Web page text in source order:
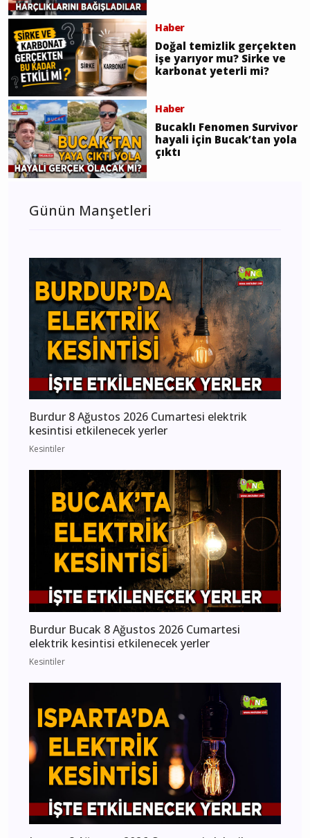
Haber
Doğal temizlik gerçekten
işe yarıyor mu? Sirke ve
karbonat yeterli mi?
Haber
Bucaklı Fenomen Survivor
hayali için Bucak’tan yola
çıktı
Günün Manşetleri
Burdur 8 Ağustos 2026 Cumartesi elektrik
kesintisi etkilenecek yerler
Kesintiler
Burdur Bucak 8 Ağustos 2026 Cumartesi
elektrik kesintisi etkilenecek yerler
Kesintiler